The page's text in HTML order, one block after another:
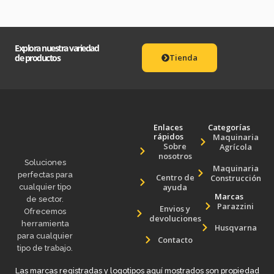
Explora nuestra variedad
de productos
Tienda
Soluciones
perfectas para
cualquier tipo
de sector.
Ofrecemos
herramienta
para cualquier
tipo de trabajo.
Enlaces
rápidos
Sobre
nosotros
Centro de
ayuda
Envios y
devoluciones
Contacto
Categorías
Maquinaria
Agrícola
Maquinaria
Construcción
Marcas
Parazzini
Husqvarna
Las marcas registradas y logotipos aquí mostrados son propiedad